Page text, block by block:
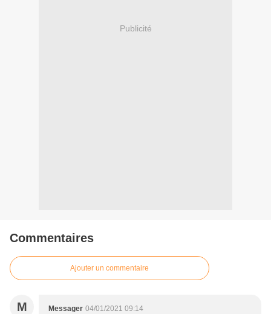
Publicité
Commentaires
Ajouter un commentaire
M Messager 04/01/2021 09:14